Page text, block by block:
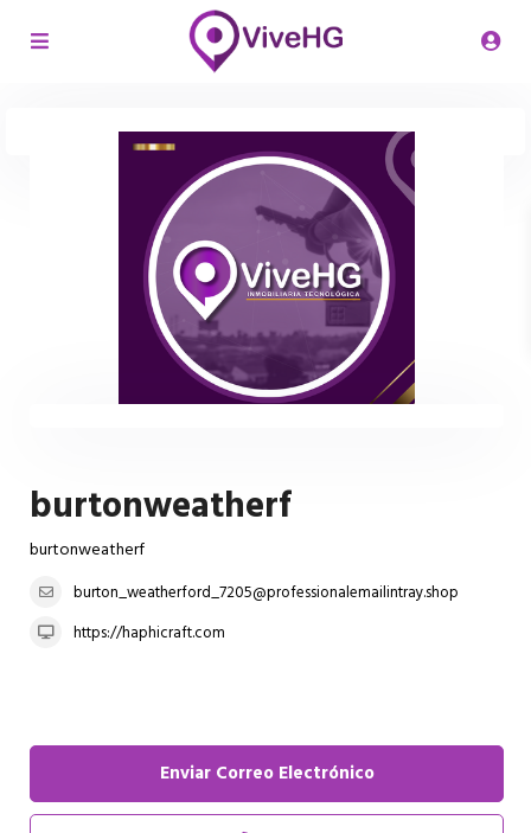
burtonweatherf
burtonweatherf
burton_weatherford_7205@professionalemailintray.shop
https://haphicraft.com
Enviar Correo Electrónico